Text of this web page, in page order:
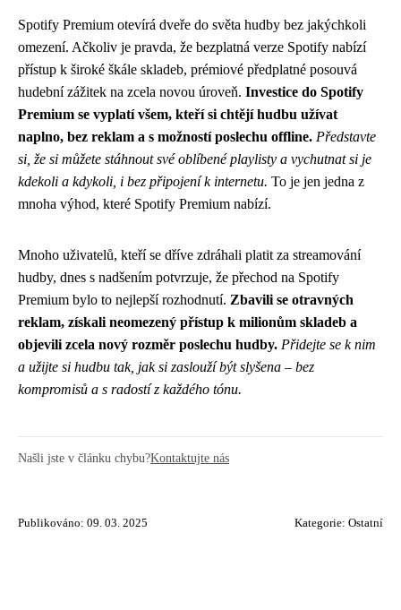
Spotify Premium otevírá dveře do světa hudby bez jakýchkoli
omezení. Ačkoliv je pravda, že bezplatná verze Spotify nabízí
přístup k široké škále skladeb, prémiové předplatné posouvá
hudební zážitek na zcela novou úroveň. Investice do Spotify
Premium se vyplatí všem, kteří si chtějí hudbu užívat
naplno, bez reklam a s možností poslechu offline. Představte
si, že si můžete stáhnout své oblíbené playlisty a vychutnat si je
kdekoli a kdykoli, i bez připojení k internetu. To je jen jedna z
mnoha výhod, které Spotify Premium nabízí.
Mnoho uživatelů, kteří se dříve zdráhali platit za streamování
hudby, dnes s nadšením potvrzuje, že přechod na Spotify
Premium bylo to nejlepší rozhodnutí. Zbavili se otravných
reklam, získali neomezený přístup k milionům skladeb a
objevili zcela nový rozměr poslechu hudby. Přidejte se k nim
a užijte si hudbu tak, jak si zaslouží být slyšena – bez
kompromisů a s radostí z každého tónu.
Našli jste v článku chybu?Kontaktujte nás
Publikováno: 09. 03. 2025 Kategorie: Ostatní